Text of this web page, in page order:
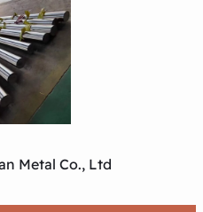
Metal Co., Ltd